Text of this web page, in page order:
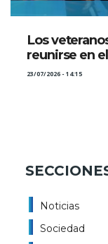
Los
reunirse en
23/07/2026 - 14:15
Noticias
Sociedad